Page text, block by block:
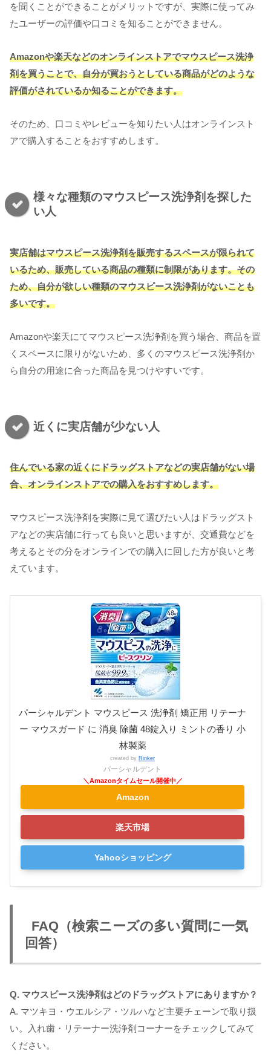
を聞くことができることがメリットですが、実際に使ってみ
たユーザーの評価や口コミを知ることができません。
Amazonや楽天などのオンラインストアでマウスピース洗浄
剤を買うことで、自分が買おうとしている商品がどのような
評価がされているか知ることができます。
そのため、口コミやレビューを知りたい人はオンラインスト
アで購入することをおすすめします。
様々な種類のマウスピース洗浄剤を探した
い人
実店舗はマウスピース洗浄剤を販売するスペースが限られて
いるため、販売している商品の種類に制限があります。その
ため、自分が欲しい種類のマウスピース洗浄剤がないことも
多いです。
Amazonや楽天にてマウスピース洗浄剤を買う場合、商品を置
くスペースに限りがないため、多くのマウスピース洗浄剤か
ら自分の用途に合った商品を見つけやすいです。
近くに実店舗が少ない人
住んでいる家の近くにドラッグストアなどの実店舗がない場
合、オンラインストアでの購入をおすすめします。
マウスピース洗浄剤を実際に見て選びたい人はドラッグスト
アなどの実店舗に行っても良いと思いますが、交通費などを
考えるとその分をオンラインでの購入に回した方が良いと考
えています。
パーシャルデント マウスピース 洗浄剤 矯正用 リテーナ
ー マウスガード に 消臭 除菌 48錠入り ミントの香り 小
林製薬
created by Rinker
パーシャルデント
Amazon
楽天市場
Yahooショッピング
FAQ（検索ニーズの多い質問に一気
回答）
Q. マウスピース洗浄剤はどのドラッグストアにありますか？
A. マツキヨ・ウエルシア・ツルハなど主要チェーンで取り扱
い。入れ歯・リテーナー洗浄剤コーナーをチェックしてみて
ください。